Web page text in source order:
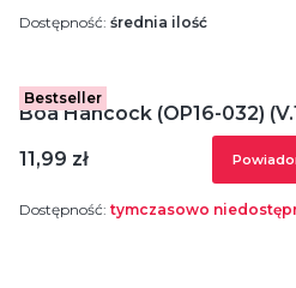
Dostępność: średnia ilość
Bestseller
Boa Hancock (OP16-032)
Cena
11,99 zł
Dostępność: tymczasowo